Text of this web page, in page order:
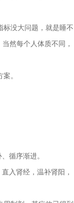
标没大问题，就是睡不
然每个人体质不同，
。
循序渐进。
入肾经，温补肾阳，